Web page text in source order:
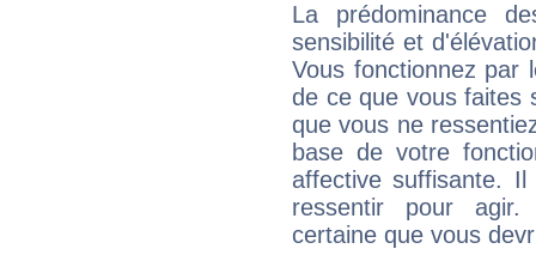
La prédominance
sensibilité et
Vous fonctionnez
de ce que vous faites
que vous ne
base de votre
affective suffisante.
ressentir pour agir.
certaine que vous